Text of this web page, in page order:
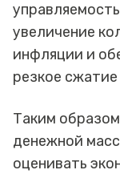
увеличение
инфляции и
резкое
Таким
денежной
оценивать